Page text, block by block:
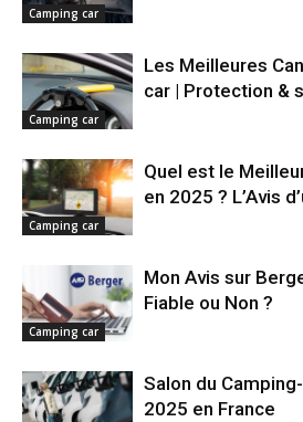
Camping car
Camping car
Les Meilleures
car | Protection &
Camping car
Quel est le
en 2025 ? L’Avis
Camping car
Mon Avis sur
Fiable ou Non ?
Salon du
2025 en France